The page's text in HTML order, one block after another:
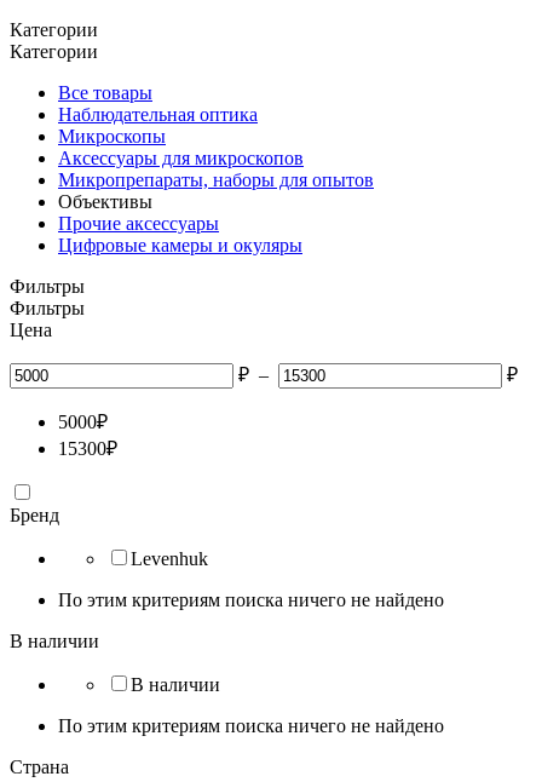
Категории
Категории
Все товары
Наблюдательная оптика
Микроскопы
Аксессуары для микроскопов
Микропрепараты, наборы для опытов
Объективы
Прочие аксессуары
Цифровые камеры и окуляры
Фильтры
Фильтры
Цена
₽ – ₽
5000₽
15300₽
Бренд
Levenhuk
По этим критериям поиска ничего не найдено
В наличии
В наличии
По этим критериям поиска ничего не найдено
Страна